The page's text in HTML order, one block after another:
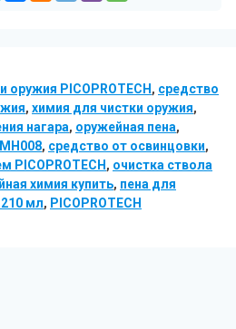
оружия PICOPROTECH , средство
, химия для чистки оружия,
нагара, оружейная пена,
МН008, средство от освинцовки,
PICOPROTECH , очистка ствола
химия купить, пена для
мл, PICOPROTECH